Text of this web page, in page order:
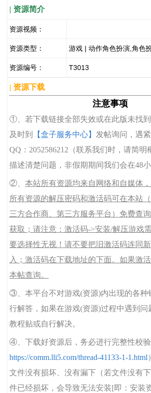
| 资源简介
资源视频：
资源类型： 游戏 | 动作角色扮演,角色
资源编号： T3013
| 资源下载
注意事项
①、若下载链接全部失效或在此版未找
及时到
【盒子服务中心】 发帖询问，遇
QQ：2052586212（联系我们时，请简
描述清楚问题，非假期期间我们会在48小
②、 本站所有资源均来自网络和自媒体，
所有资源的解压密码和激活码可在本站
三方合作商、第三方服务平台）免费查
获取；请注意：激活码->安装/解压游戏
要选择性无视！请不要把旧激活码连同
入；激活码在下载地址的下面。如果激
本帖查询。
③、本平台不对游戏(资源)内出现的各种
行解答，如果在游戏(资源)过程中遇到问
教程贴或自行解决。
④、下载好资源后，务必进行完整性校验
https://comm.lli5.com/thread-41133-1-1.html
文件没有损坏、没有漏下（若文件没有
件已经损坏，会导致无法安装[即：安装